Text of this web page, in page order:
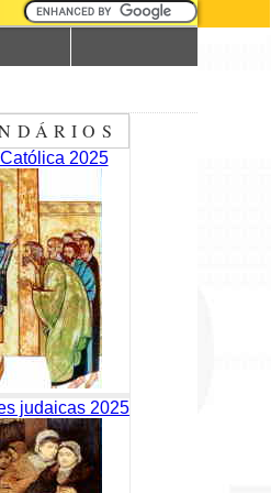
2025
judaicas 2025